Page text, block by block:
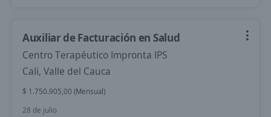
Auxiliar de Facturación en Salud
Centro Terapéutico Impronta IPS
Cali, Valle del Cauca
$ 1.750.905,00 (Mensual)
28 de julio